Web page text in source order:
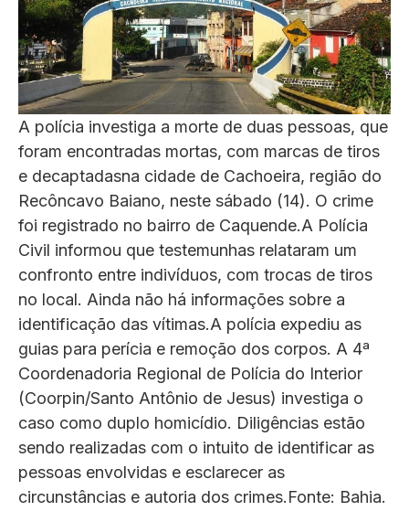
A polícia investiga a morte de duas pessoas, que
foram encontradas mortas, com marcas de tiros
e decaptadasna cidade de Cachoeira, região do
Recôncavo Baiano, neste sábado (14). O crime
foi registrado no bairro de Caquende.A Polícia
Civil informou que testemunhas relataram um
confronto entre indivíduos, com trocas de tiros
no local. Ainda não há informações sobre a
identificação das vítimas.A polícia expediu as
guias para perícia e remoção dos corpos. A 4ª
Coordenadoria Regional de Polícia do Interior
(Coorpin/Santo Antônio de Jesus) investiga o
caso como duplo homicídio. Diligências estão
sendo realizadas com o intuito de identificar as
pessoas envolvidas e esclarecer as
circunstâncias e autoria dos crimes.Fonte: Bahia.